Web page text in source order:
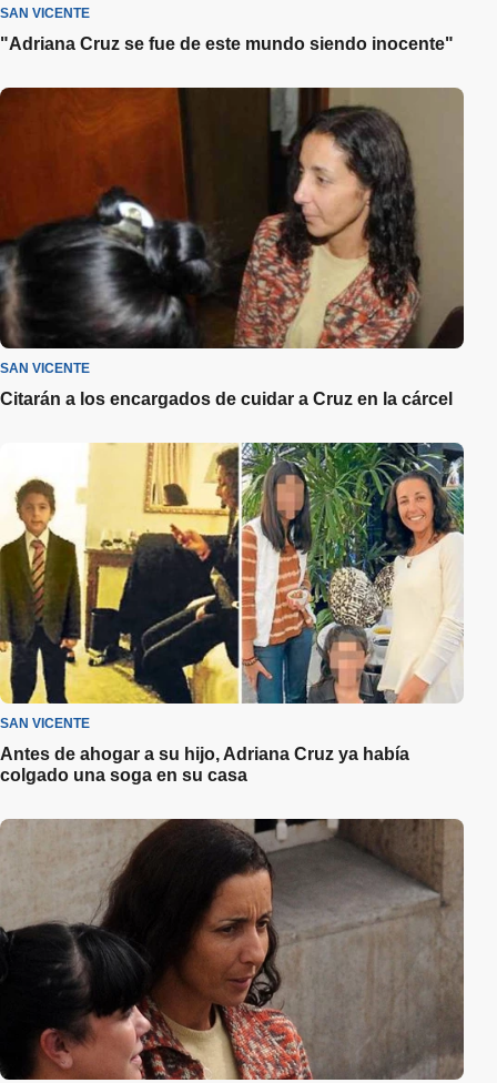
SAN VICENTE
"Adriana Cruz se fue de este mundo siendo inocente"
SAN VICENTE
Citarán a los encargados de cuidar a Cruz en la cárcel
SAN VICENTE
Antes de ahogar a su hijo, Adriana Cruz ya había
colgado una soga en su casa